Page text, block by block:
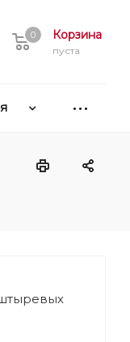
Корзина
пуста
0